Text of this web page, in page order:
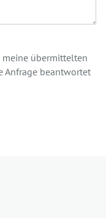
meine übermittelten
Anfrage beantwortet